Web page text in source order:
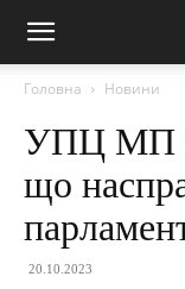
Головна Новини
УПЦ МП
що
20.10.2023